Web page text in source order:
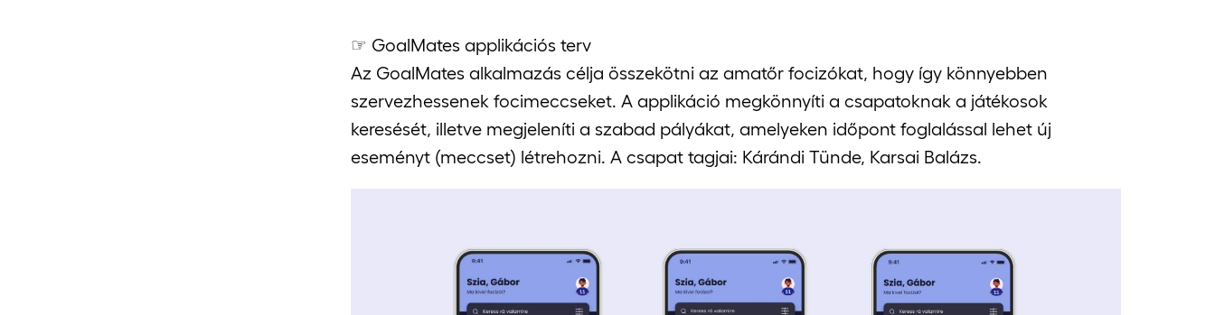
☞ GoalMates applikációs terv
Az GoalMates alkalmazás célja összekötni az amatőr focizókat, hogy így könnyebben
szervezhessenek focimeccseket. A applikáció megkönnyíti a csapatoknak a játékosok
keresését, illetve megjeleníti a szabad pályákat, amelyeken időpont foglalással lehet új
eseményt (meccset) létrehozni. A csapat tagjai: Kárándi Tünde, Karsai Balázs.